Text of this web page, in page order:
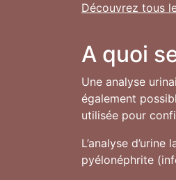
Découvrez tous
A quoi
Une analyse
également
utilisée pour
L’analyse
pyélonéphrite